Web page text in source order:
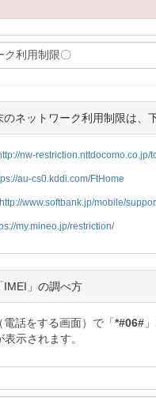
のネットワーク利用制限は、
nw-restriction.nttdocomo.co.jp/
au-cs0.kddi.com/FtHome
http://www.softbank.jp/mobile/
my.mineo.jp/restriction/
IMEI」の調べ方
電話をする画面）で「*#06#
表示されます。